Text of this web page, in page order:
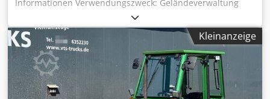
Informationen Verwendungszweck: Geländeverwaltung
Technische Informationen Leistung: 15 kW (21 PS)
Kraftstofftyp: Diesel Antrieb: Rad Höchstgeschwindigkeit:
40 km/h Leergewicht: 946 kg Zustand Allgemeiner Zustand:
gut Dcedpfxezktnas Ahkek Technischer Zustand: gut
Optischer Zustand: gut Weitere Informationen Wenden Sie
sich an Christian Theißen, um weitere Informationen zu
erhalten. Hersteller: John Deere Typ: Gator 4x2 XUV855D S4
Kleinanzeige